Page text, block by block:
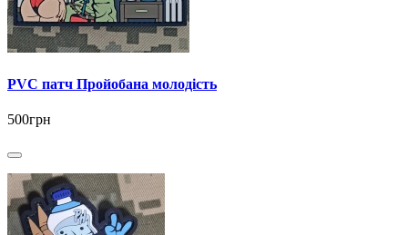
PVC патч Пройобана молодість
500грн